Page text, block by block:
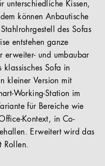
unterschiedliche Kissen,
können Anbautische
des Sofas
entstehen ganze
erweiter- und umbaubar
Sofa in
kleiner Version mit
Working-Station im
für Bereiche wie
Kontext, in Co-
Erweitert wird das
Rollen.